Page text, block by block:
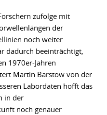
zufolge mit
der
noch weiter
dadurch beeinträchtigt,
1970er-Jahren
Martin Barstow von der
Labordaten hofft das
in der
noch genauer